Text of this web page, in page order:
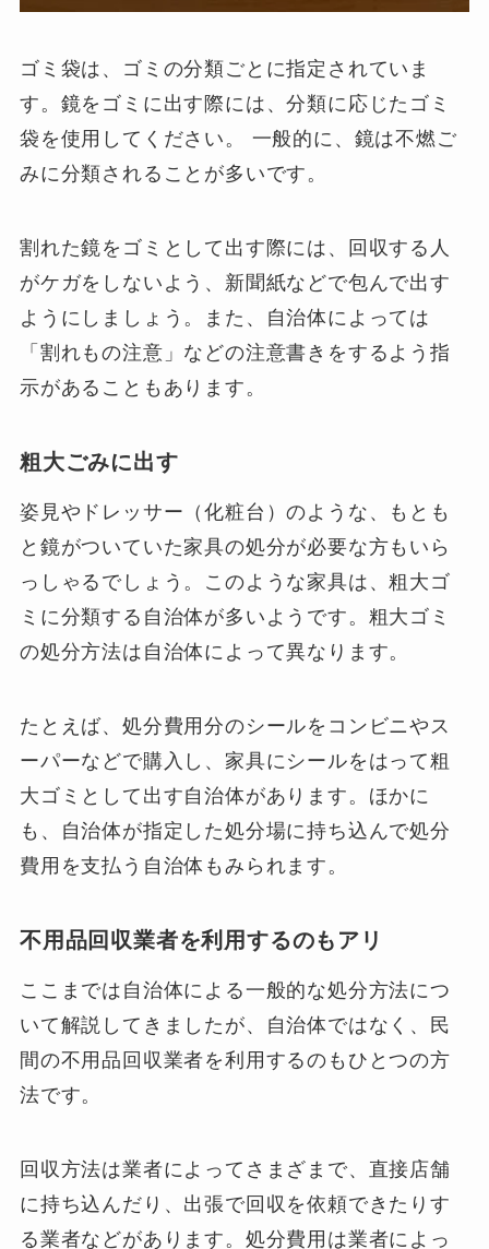
ゴミ袋は、ゴミの分類ごとに指定されていま
す。鏡をゴミに出す際には、分類に応じたゴミ
袋を使用してください。 一般的に、鏡は不燃ご
みに分類されることが多いです。
割れた鏡をゴミとして出す際には、回収する人
がケガをしないよう、新聞紙などで包んで出す
ようにしましょう。また、自治体によっては
「割れもの注意」などの注意書きをするよう指
示があることもあります。
粗大ごみに出す
姿見やドレッサー（化粧台）のような、もとも
と鏡がついていた家具の処分が必要な方もいら
っしゃるでしょう。このような家具は、粗大ゴ
ミに分類する自治体が多いようです。粗大ゴミ
の処分方法は自治体によって異なります。
たとえば、処分費用分のシールをコンビニやス
ーパーなどで購入し、家具にシールをはって粗
大ゴミとして出す自治体があります。ほかに
も、自治体が指定した処分場に持ち込んで処分
費用を支払う自治体もみられます。
不用品回収業者を利用するのもアリ
ここまでは自治体による一般的な処分方法につ
いて解説してきましたが、自治体ではなく、民
間の不用品回収業者を利用するのもひとつの方
法です。
回収方法は業者によってさまざまで、直接店舗
に持ち込んだり、出張で回収を依頼できたりす
る業者などがあります。処分費用は業者によっ